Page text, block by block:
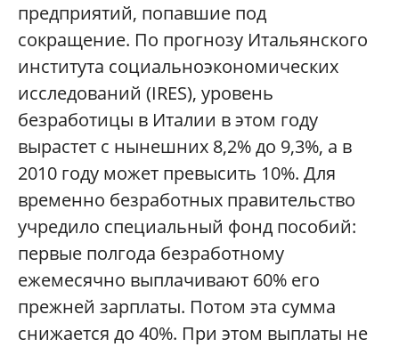
предприятий, попавшие под
сокращение. По прогнозу Итальянского
института социальноэкономических
исследований (IRES), уровень
безработицы в Италии в этом году
вырастет с нынешних 8,2% до 9,3%, а в
2010 году может превысить 10%. Для
временно безработных правительство
учредило специальный фонд пособий:
первые полгода безработному
ежемесячно выплачивают 60% его
прежней зарплаты. Потом эта сумма
снижается до 40%. При этом выплаты не